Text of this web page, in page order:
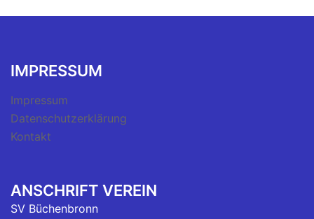
IMPRESSUM
Impressum
Datenschutzerklärung
Kontakt
ANSCHRIFT VEREIN
SV Büchenbronn